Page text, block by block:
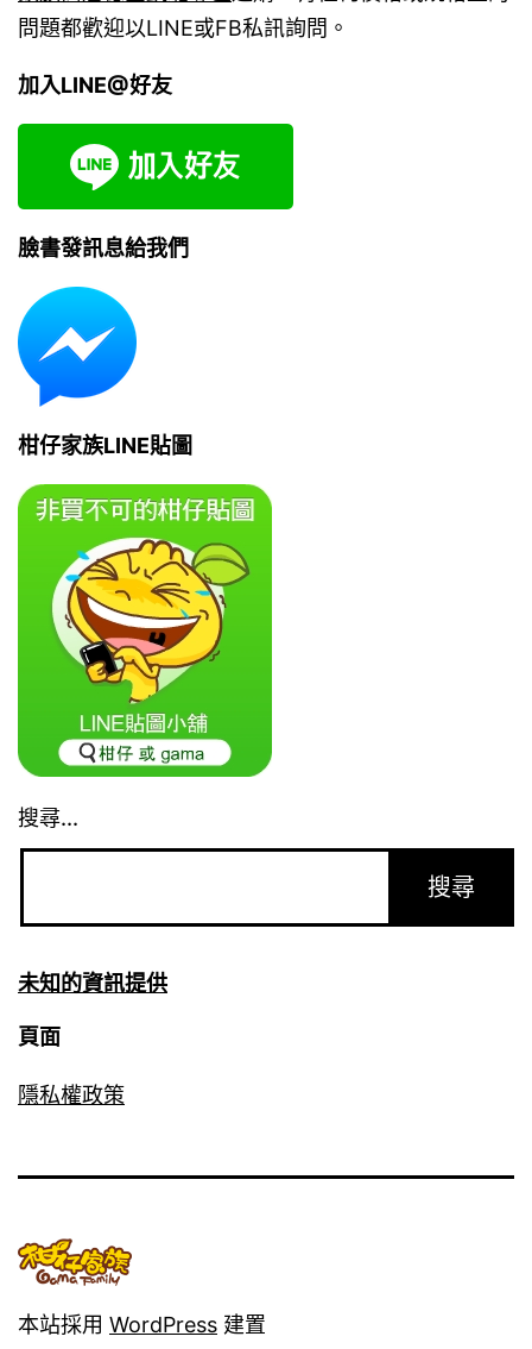
問題都歡迎以LINE或FB私訊詢問。
加入LINE@好友
臉書發訊息給我們
柑仔家族LINE貼圖
搜尋...
未知的資訊提供
頁面
隱私權政策
本站採用 WordPress 建置